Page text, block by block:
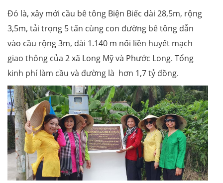
Đó là, xây mới cầu bê tông Biện Biếc dài 28,5m, rộng
3,5m, tải trọng 5 tấn cùng con đường bê tông dẫn
vào cầu rộng 3m, dài 1.140 m nối liền huyết mạch
giao thông của 2 xã Long Mỹ và Phước Long. Tổng
kinh phí làm cầu và đường là hơn 1,7 tỷ đồng.